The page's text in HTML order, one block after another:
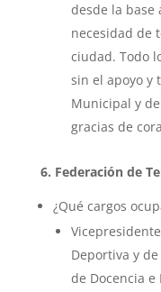
desde la
necesidad de
ciudad. Todo
sin el apoyo y
Municipal y
gracias de
6. Federación de
¿Qué cargos
Deportiva y
de Docencia e